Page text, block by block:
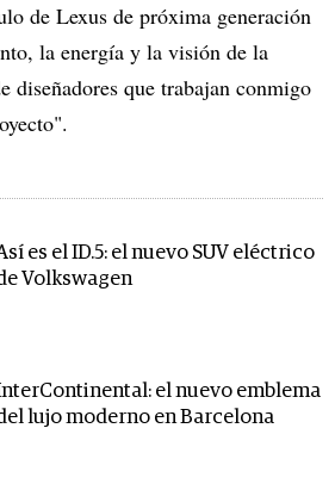
de Lexus de próxima generación
la energía y la visión de la
diseñadores que trabajan conmigo
es el ID.5: el nuevo SUV eléctrico
Volkswagen
el nuevo emblema
lujo moderno en Barcelona